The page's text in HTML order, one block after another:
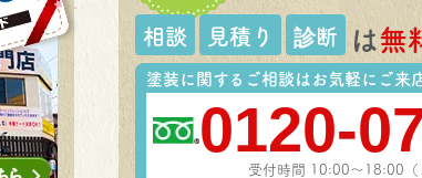
相談 見積り 診断 は無
塗装に関するご相談はお気軽にご来
0120-
受付時間 10:00～18:00（